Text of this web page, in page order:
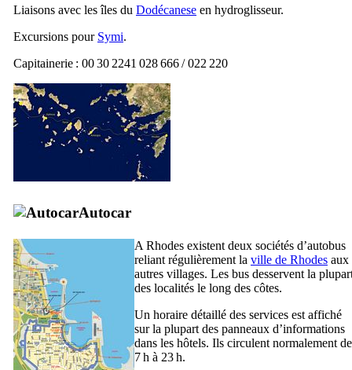
Liaisons avec les îles du Dodécanese en hydroglisseur.
Excursions pour Symi.
Capitainerie : 00 30 2241 028 666 / 022 220
Autocar
A Rhodes existent deux sociétés d’autobus
reliant régulièrement la ville de Rhodes aux
autres villages. Les bus desservent la
des localités le long des côtes.
Un horaire détaillé des services est affiché
sur la plupart des panneaux d’informations
dans les hôtels. Ils circulent normalement de
7 h à 23 h.